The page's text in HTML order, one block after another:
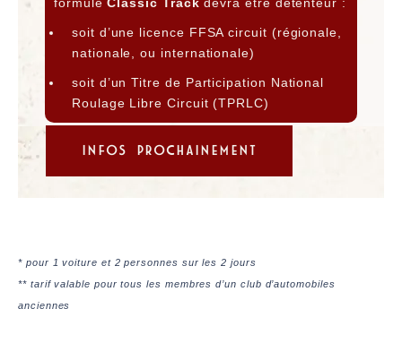
soit d’une licence FFSA circuit (régionale,
nationale, ou internationale)
soit d’un Titre de Participation National
Roulage Libre Circuit (TPRLC)
INFOS PROCHAINEMENT
* pour 1 voiture et 2 personnes sur les 2 jours
** tarif valable pour tous les membres d’un club d’automobiles
anciennes